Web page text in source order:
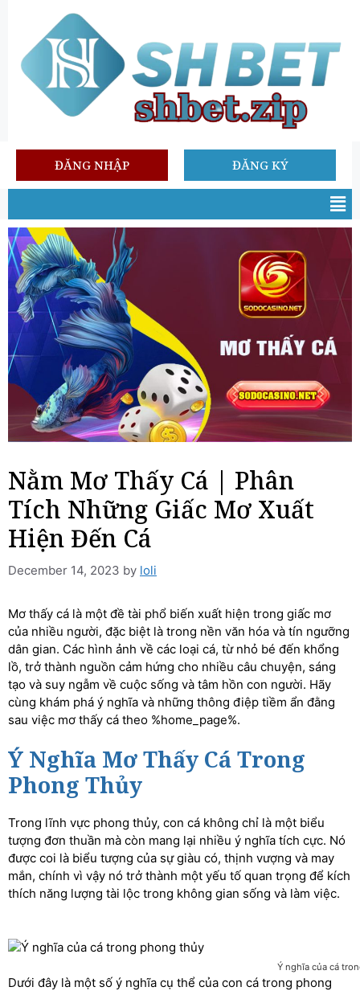
ĐĂNG NHẬP ĐĂNG KÝ
Nằm Mơ Thấy Cá | Phân
Tích Những Giấc Mơ Xuất
Hiện Đến Cá
December 14, 2023 by loli
Mơ thấy cá là một đề tài phổ biến xuất hiện trong giấc mơ
của nhiều người, đặc biệt là trong nền văn hóa và tín ngưỡng
dân gian. Các hình ảnh về các loại cá, từ nhỏ bé đến khổng
lồ, trở thành nguồn cảm hứng cho nhiều câu chuyện, sáng
tạo và suy ngẫm về cuộc sống và tâm hồn con người. Hãy
cùng khám phá ý nghĩa và những thông điệp tiềm ẩn đằng
sau việc mơ thấy cá theo %home_page%.
Ý Nghĩa Mơ Thấy Cá Trong
Phong Thủy
Trong lĩnh vực phong thủy, con cá không chỉ là một biểu
tượng đơn thuần mà còn mang lại nhiều ý nghĩa tích cực. Nó
được coi là biểu tượng của sự giàu có, thịnh vượng và may
mắn, chính vì vậy nó trở thành một yếu tố quan trọng để kích
thích năng lượng tài lộc trong không gian sống và làm việc.
Ý nghĩa của cá
Dưới đây là một số ý nghĩa cụ thể của con cá trong phong